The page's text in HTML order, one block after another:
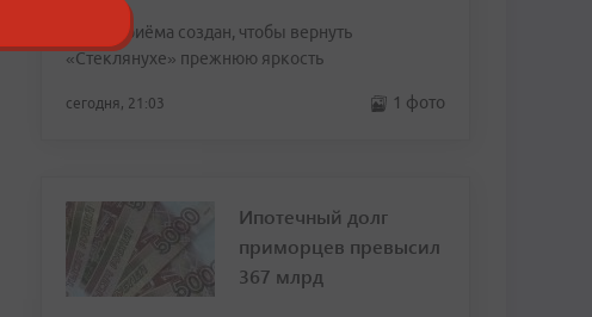
Пункт приёма создан, чтобы вернуть
«Стеклянухе» прежнюю яркость
сегодня, 21:03 1 фото
Ипотечный долг
приморцев превысил
367 млрд